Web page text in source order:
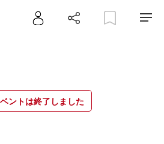
ントは終了しました